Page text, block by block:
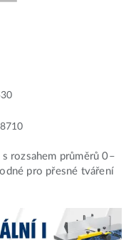
rozsahem průměrů 0–
pro přesné tváření